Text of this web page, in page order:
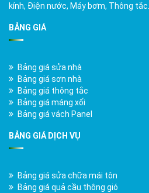
kính, Điện nước, Máy bơm, Thông tắc…
BẢNG GIÁ
Bảng giá sửa nhà
Bảng giá sơn nhà
Bảng giá thông tắc
Bảng giá máng xối
Bảng giá vách Panel
BẢNG GIÁ DỊCH VỤ
Bảng giá sửa chữa mái tôn
Bảng giá quả cầu thông gió